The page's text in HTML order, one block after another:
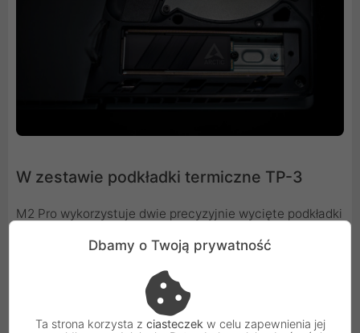
W zestawie podkładki termiczne TP-3
M2 Pro wykorzystuje dwie precyzyjnie wycięte podkładki
termiczne ARCTIC TP-3. Ze względu na swoją miękkość
są one szczególnie odpowiednie jako podkładki
termiczne do dysków SSD M.2, ponieważ optymalnie
dostosowują się do różnicy wysokości elementów
generujących ciepło. Ponadto TP-3 oferuje doskonałą
Dbamy o Twoją prywatność
Ta strona korzysta z ciasteczek w celu zapewnienia jej